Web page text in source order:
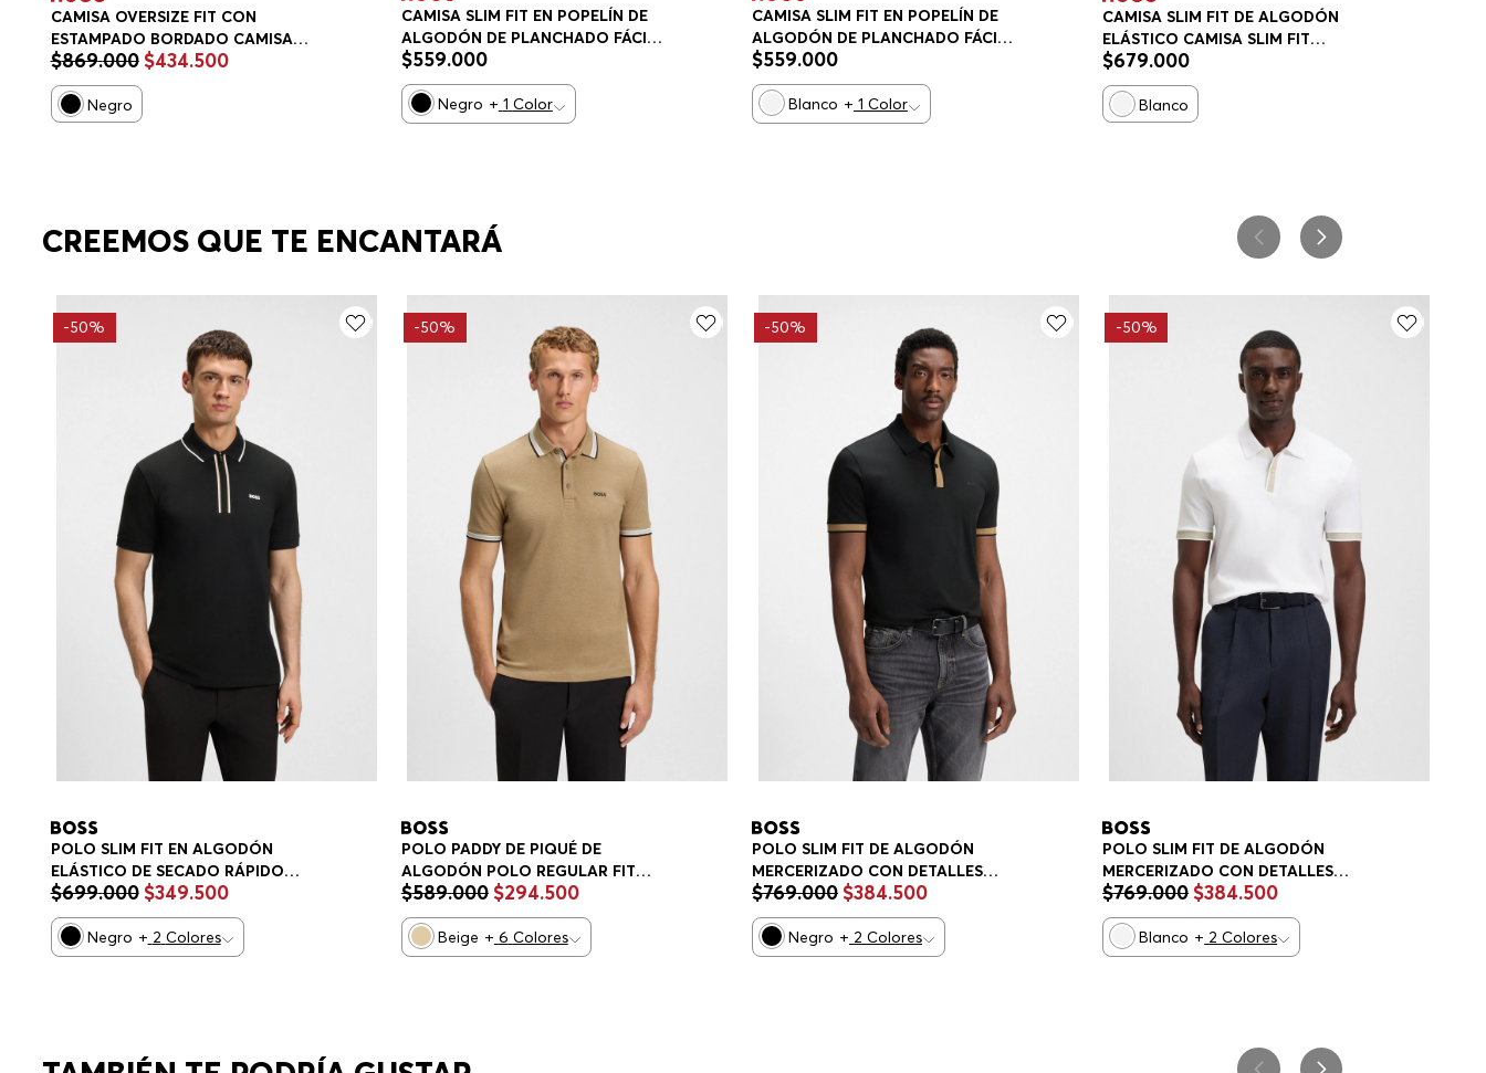
CAMISA OVERSIZE FIT CON
ESTAMPADO BORDADO CAMISA
OVERSIZE FIT HOMBRE
$869.000 $434.500
Negro
CAMISA SLIM FIT EN POPELÍN DE
ALGODÓN DE PLANCHADO FÁCIL
CAMISA SLIM FIT HOMBRE
$559.000
Negro + 1 Color
CAMISA SLIM FIT EN POPELÍN DE
ALGODÓN DE PLANCHADO FÁCIL
CAMISA SLIM FIT HOMBRE
$559.000
Blanco + 1 Color
CAMISA SLIM FIT DE ALGODÓN
ELÁSTICO CAMISA SLIM FIT
HOMBRE
$679.000
Blanco
CREEMOS QUE TE ENCANTARÁ
-50%
POLO SLIM FIT EN ALGODÓN
ELÁSTICO DE SECADO RÁPIDO
POLO SLIM FIT HOMBRE
$699.000 $349.500
Negro + 2 Colores
-50%
POLO PADDY DE PIQUÉ DE
ALGODÓN POLO REGULAR FIT
HOMBRE
$589.000 $294.500
Beige + 6 Colores
-50%
POLO SLIM FIT DE ALGODÓN
MERCERIZADO CON DETALLES
ESTRUCTURADOS POLO SLIM FIT
HOMBRE
$769.000 $384.500
Negro + 2 Colores
-50%
POLO SLIM FIT DE ALGODÓN
MERCERIZADO CON DETALLES
ESTRUCTURADOS POLO SLIM FIT
HOMBRE
$769.000 $384.500
Blanco + 2 Colores